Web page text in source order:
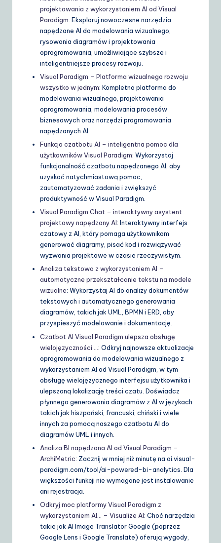
projektowania z wykorzystaniem AI od Visual
Paradigm: Eksploruj nowoczesne narzędzia
napędzane AI do modelowania wizualnego,
rysowania diagramów i projektowania
oprogramowania, umożliwiające szybsze i
inteligentniejsze procesy rozwoju.
Visual Paradigm – Platforma wizualnego rozwoju
wszystko w jednym: Kompletna platforma do
modelowania wizualnego, projektowania
oprogramowania, modelowania procesów
biznesowych oraz narzędzi programowania
napędzanych AI.
Funkcja czatbotu AI – inteligentna pomoc dla
użytkowników Visual Paradigm: Wykorzystaj
funkcjonalność czatbotu napędzanego AI, aby
uzyskać natychmiastową pomoc,
zautomatyzować zadania i zwiększyć
produktywność w Visual Paradigm.
Visual Paradigm Chat – interaktywny asystent
projektowy napędzany AI: Interaktywny interfejs
czatowy z AI, który pomaga użytkownikom
generować diagramy, pisać kod i rozwiązywać
wyzwania projektowe w czasie rzeczywistym.
Analiza tekstowa z wykorzystaniem AI –
automatyczne przekształcanie tekstu na modele
wizualne: Wykorzystaj AI do analizy dokumentów
tekstowych i automatycznego generowania
diagramów, takich jak UML, BPMN i ERD, aby
przyspieszyć modelowanie i dokumentację.
Czatbot AI Visual Paradigm ulepsza obsługę
wielojęzyczności … : Odkryj najnowsze aktualizacje
oprogramowania do modelowania wizualnego z
wykorzystaniem AI od Visual Paradigm, w tym
obsługę wielojęzycznego interfejsu użytkownika i
ulepszoną lokalizację treści czatu. Doświadcz
płynnego generowania diagramów z AI w językach
takich jak hiszpański, francuski, chiński i wiele
innych za pomocą naszego czatbotu AI do
diagramów UML i innych.
Analiza BI napędzana AI od Visual Paradigm –
ArchiMetric: Zacznij w mniej niż minutę na ai.visual-
paradigm.com/tool/ai-powered-bi-analytics. Dla
większości funkcji nie wymagane jest instalowanie
ani rejestracja.
Odkryj moc platformy Visual Paradigm z
wykorzystaniem AI… – Visualize AI: Choć narzędzia
takie jak AI Image Translator Google (poprzez
Google Lens i Google Translate) oferują wygody,